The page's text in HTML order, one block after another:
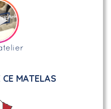
MATELAS